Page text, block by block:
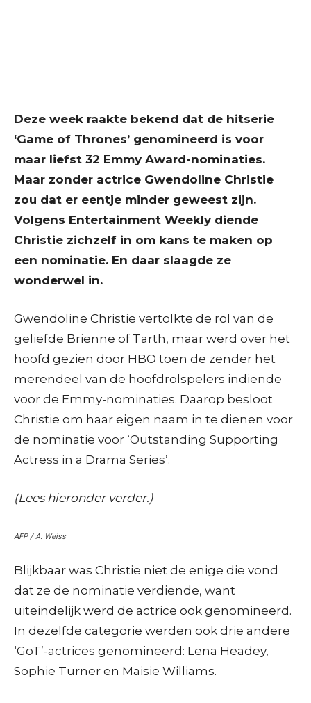
Deze week raakte bekend dat de hitserie
‘Game of Thrones’ genomineerd is voor
maar liefst 32 Emmy Award-nominaties.
Maar zonder actrice Gwendoline Christie
zou dat er eentje minder geweest zijn.
Volgens Entertainment Weekly diende
Christie zichzelf in om kans te maken op
een nominatie. En daar slaagde ze
wonderwel in.
Gwendoline Christie vertolkte de rol van de
geliefde Brienne of Tarth, maar werd over het
hoofd gezien door HBO toen de zender het
merendeel van de hoofdrolspelers indiende
voor de Emmy-nominaties. Daarop besloot
Christie om haar eigen naam in te dienen voor
de nominatie voor ‘Outstanding Supporting
Actress in a Drama Series’.
(Lees hieronder verder.)
AFP / A. Weiss
Blijkbaar was Christie niet de enige die vond
dat ze de nominatie verdiende, want
uiteindelijk werd de actrice ook genomineerd.
In dezelfde categorie werden ook drie andere
‘GoT’-actrices genomineerd: Lena Headey,
Sophie Turner en Maisie Williams.